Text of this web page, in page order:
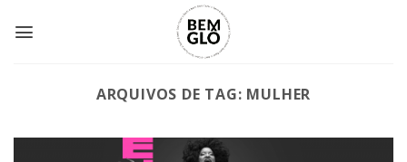
ARQUIVOS DE TAG: MULHER